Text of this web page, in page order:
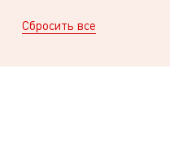
Сбросить все